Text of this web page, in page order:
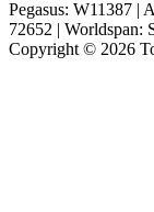
Pegasus: W11387 |
72652 | Worldspan:
Copyright © 2026